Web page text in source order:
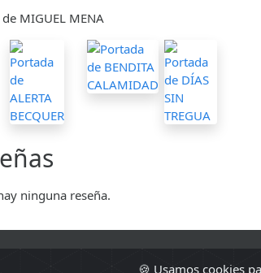
MIGUEL MENA
ninguna reseña.
🍪 Usamos cookies